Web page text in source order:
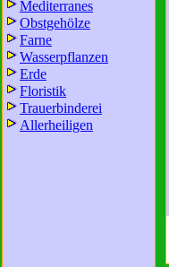
Mediterranes
Obstgehölze
Farne
Wasserpflanzen
Erde
Floristik
Trauerbinderei
Allerheiligen